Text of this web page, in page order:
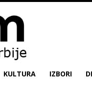
KULTURA IZBORI